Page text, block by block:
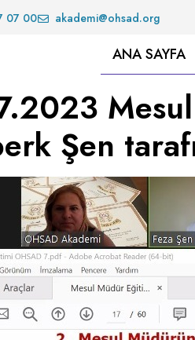
07 00 akademi@ohsad.org
ANA SAYFA
Şen